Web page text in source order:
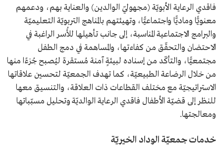
فاقدي الرعاية الأبويّة (مجهوليّ الوالدين) والعناية بهم، ودعمهم
معنويًّا وماديًّا واجتماعيًّا، وتهيئتهم بالمناهج التربويّة التعليميّة
والبرامج الاجتماعية المناسبة، إلى جانب تأهيلها للأُسر الراغبة في
الاحتضان والتحقّق من كفاءتها، والمساهمة في دمج الطفل
مجتمعيًّا، والتأكّد من إسناده لبيئةٍ آمنة مُستقرة ليُصبح جُزءًا منها
من خلال الرضاعة الطبيعيّة، كما تهدف الجمعيّة لتحسين علاقاتها
الاستراتيجيّة مع مختلف القطاعات ذات العلاقة، والتنسيق معها
للنظر إلى قضيّة الأطفال فاقدي الرعاية الوالديّة وتحليل مسبّباتها
ومعالجتها.
خدمات جمعيّة الوداد الخيريّة